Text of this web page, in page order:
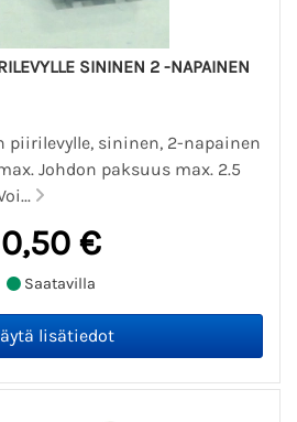
SININEN 2 -NAPAINEN
sininen, 2-napainen
Johdon paksuus max. 2.5
0,50 €
Saatavilla